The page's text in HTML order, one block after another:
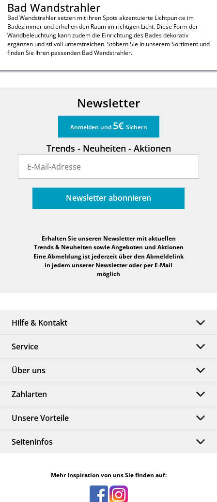
Bad Wandstrahler
Bad Wandstrahler setzen mit ihren Spots akzentuierte Lichtpunkte im
Badezimmer und erhellen den Raum im richtigen Licht. Diese Form der
Wandbeleuchtung kann zudem die Einrichtung des Bades dekorativ
ergänzen und stilvoll unterstreichen. Stöbern Sie in unserem Sortiment und
finden Sie Ihren passenden Bad Wandstrahler.
Newsletter
Anmelden und 5€ Sichern
Trends - Neuheiten - Aktionen
Newsletter abonnieren
Erhalten Sie unseren Newsletter mit aktuellen
Trends & Neuheiten sowie Angeboten und Aktionen
Eine Abmeldung ist jederzeit über den Abmeldelink
in jedem unserer Newsletter oder per E-Mail
möglich
Hilfe & Kontakt
Service
Über uns
Zahlarten
Unsere Vorteile
Seiteninfos
Mehr Inspiration von uns Sie finden auf: